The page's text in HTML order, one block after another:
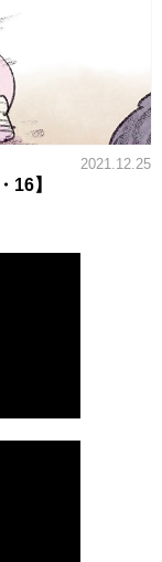
2021.12.25
16】